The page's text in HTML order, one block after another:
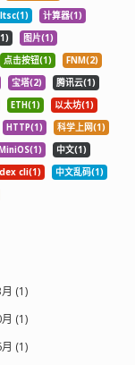
ltsc(1)
计算器(1)
图片(1)
点击按钮(1)
FNM(2)
宝塔(2)
腾讯云(1)
ETH(1)
以太坊(1)
HTTP(1)
科学上网(1)
中文(1)
cli(1)
中文乱码(1)
(1)
(1)
(1)